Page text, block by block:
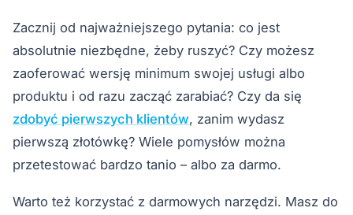
Zacznij od najważniejszego pytania: co jest
absolutnie niezbędne, żeby ruszyć? Czy możesz
zaoferować wersję minimum swojej usługi albo
produktu i od razu zacząć zarabiać? Czy da się
zdobyć pierwszych klientów, zanim wydasz
pierwszą złotówkę? Wiele pomysłów można
przetestować bardzo tanio – albo za darmo.
Warto też korzystać z darmowych narzędzi. Masz do